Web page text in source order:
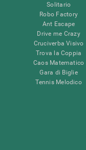
Solitario
Robo Factory
Ant Escape
Drive me Crazy
Cruciverba Visivo
Trova la Coppia
Caos Matematico
Gara di Biglie
Tennis Melodico